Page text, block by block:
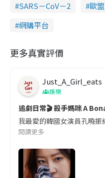
SARS－CoV－2
歐盟
網購平台
更多真實評價
Just_A_Girl_eats
娛樂
追劇日常🎬 殺手媽咪 A
我最愛的韓國女演員孔曉
閱讀更多